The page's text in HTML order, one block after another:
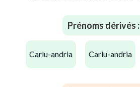
Prénoms dérivés :
carlu-andria carlu-andria